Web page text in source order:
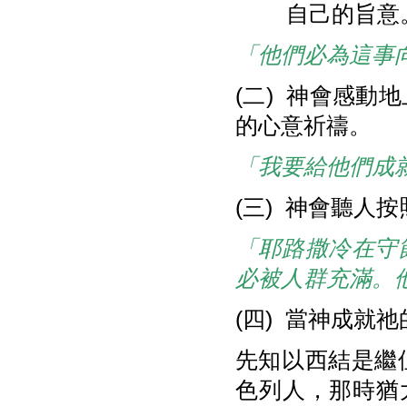
自己的旨意
「他們必為這
(二) 神會感動地
的心意祈禱。
「我要給他們成
(三) 神會聽人按
「耶路撒冷在
必被人群充滿。
(四) 當神成就祂
先知以西結是繼
色列人，那時